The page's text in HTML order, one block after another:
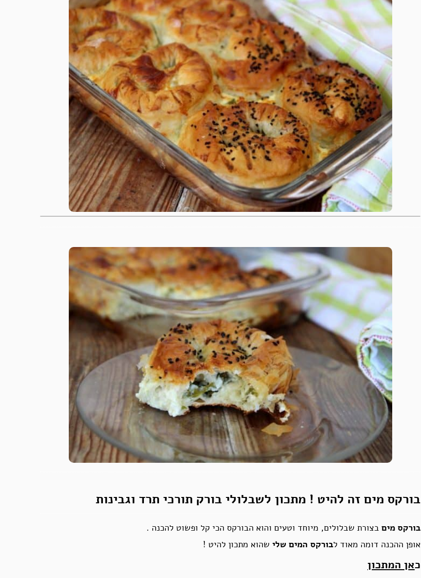
בורקס מים זה להיט ! מתכון לשבלולי בורק תורכי תרד וגבינות
בורקס מים בצורת שבלולים, מיוחד וטעים והוא הבורקס הכי קל ופשוט להכנה .
אופן ההכנה דומה מאוד לבורקס המים שלי שהוא מתכון להיט !
כאן המתכון